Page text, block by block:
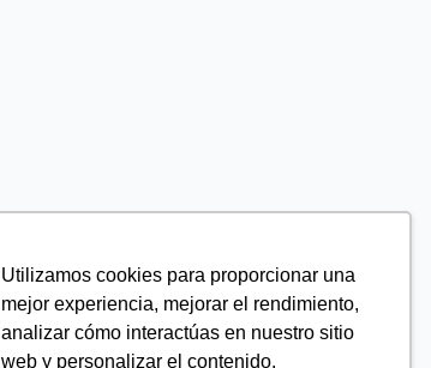
Utilizamos cookies para proporcionar una
mejor experiencia, mejorar el rendimiento,
analizar cómo interactúas en nuestro sitio
web y personalizar el contenido.